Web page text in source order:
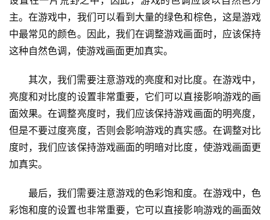
主。在游戏中，我们可以看到大量的绿色和棕色，这是游戏
中最常见的颜色。因此，我们在调整游戏画面时，应该保持
这种自然色调，使游戏画面更加真实。
其次，我们需要注意游戏的亮度和对比度。在游戏中，
亮度和对比度的设置非常重要，它们可以直接影响游戏的画
面效果。在调整亮度时，我们应该保持游戏画面的明亮度，
但是不要过度亮度，否则会影响游戏的真实感。在调整对比
度时，我们应该保持游戏画面的明暗对比度，使游戏画面更
加真实。
最后，我们需要注意游戏的色彩饱和度。在游戏中，色
彩饱和度的设置也非常重要，它可以直接影响游戏的画面效